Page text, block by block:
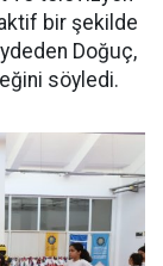
bir şekilde
Doğuç,
söyledi.